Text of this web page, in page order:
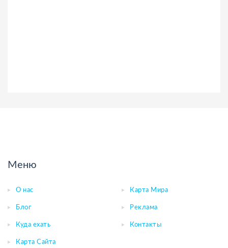
Меню
О нас Карта Мира
Блог Реклама
Куда ехать Контакты
Карта Сайта